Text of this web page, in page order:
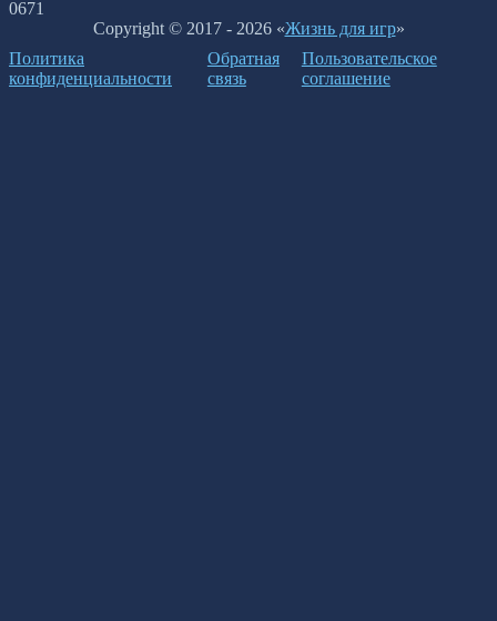
0671
Copyright © 2017 - 2026 «Жизнь для игр»
Политика
конфиденциальности
Обратная
связь
Пользовательское
соглашение